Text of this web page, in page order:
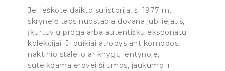
Jei ieškote daikto su istorija, ši 1977 m.
skrynelė taps nuostabia dovana jubiliejaus,
įkurtuvių proga arba autentišku eksponatu
kolekcijai. Ji puikiai atrodys ant komodos,
naktinio stalelio ar knygų lentynoje,
suteikdama erdvei šilumos, jaukumo ir